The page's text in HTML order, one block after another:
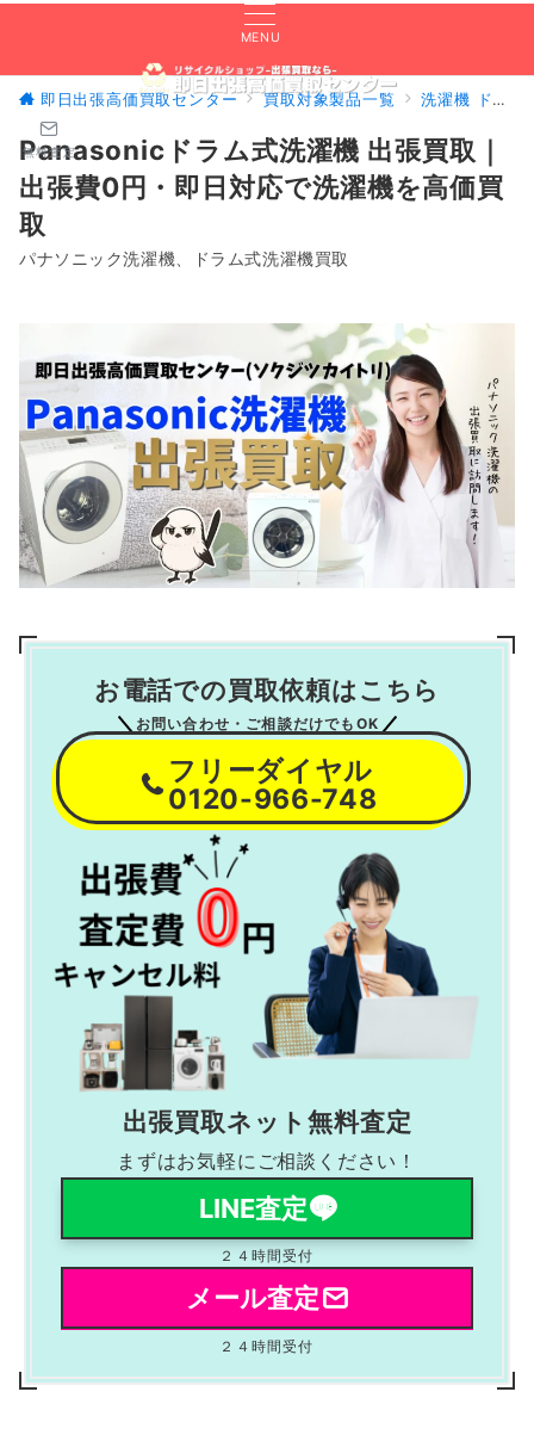
MENU
無料査定
即日出張高価買取センター 買取対象製品一覧 洗濯機 ドラム式洗濯機買取 即日対応OK！買取専門リサイクルショップ
Panasonicドラム式洗濯機 出張買取｜
出張費0円・即日対応で洗濯機を高価買
取
パナソニック洗濯機、ドラム式洗濯機買取
お電話での買取依頼はこちら
お問い合わせ・ご相談だけでもOK
フリーダイヤル
0120-966-748
出張買取ネット無料査定
まずはお気軽にご相談ください！
LINE査定
２４時間受付
メール査定
２４時間受付